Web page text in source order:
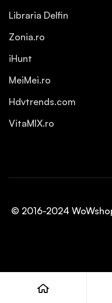
Libraria Delfin
Zonia.ro
iHunt
MeiMei.ro
Hdvtrends.com
VitaMIX.ro
© 2016-2024